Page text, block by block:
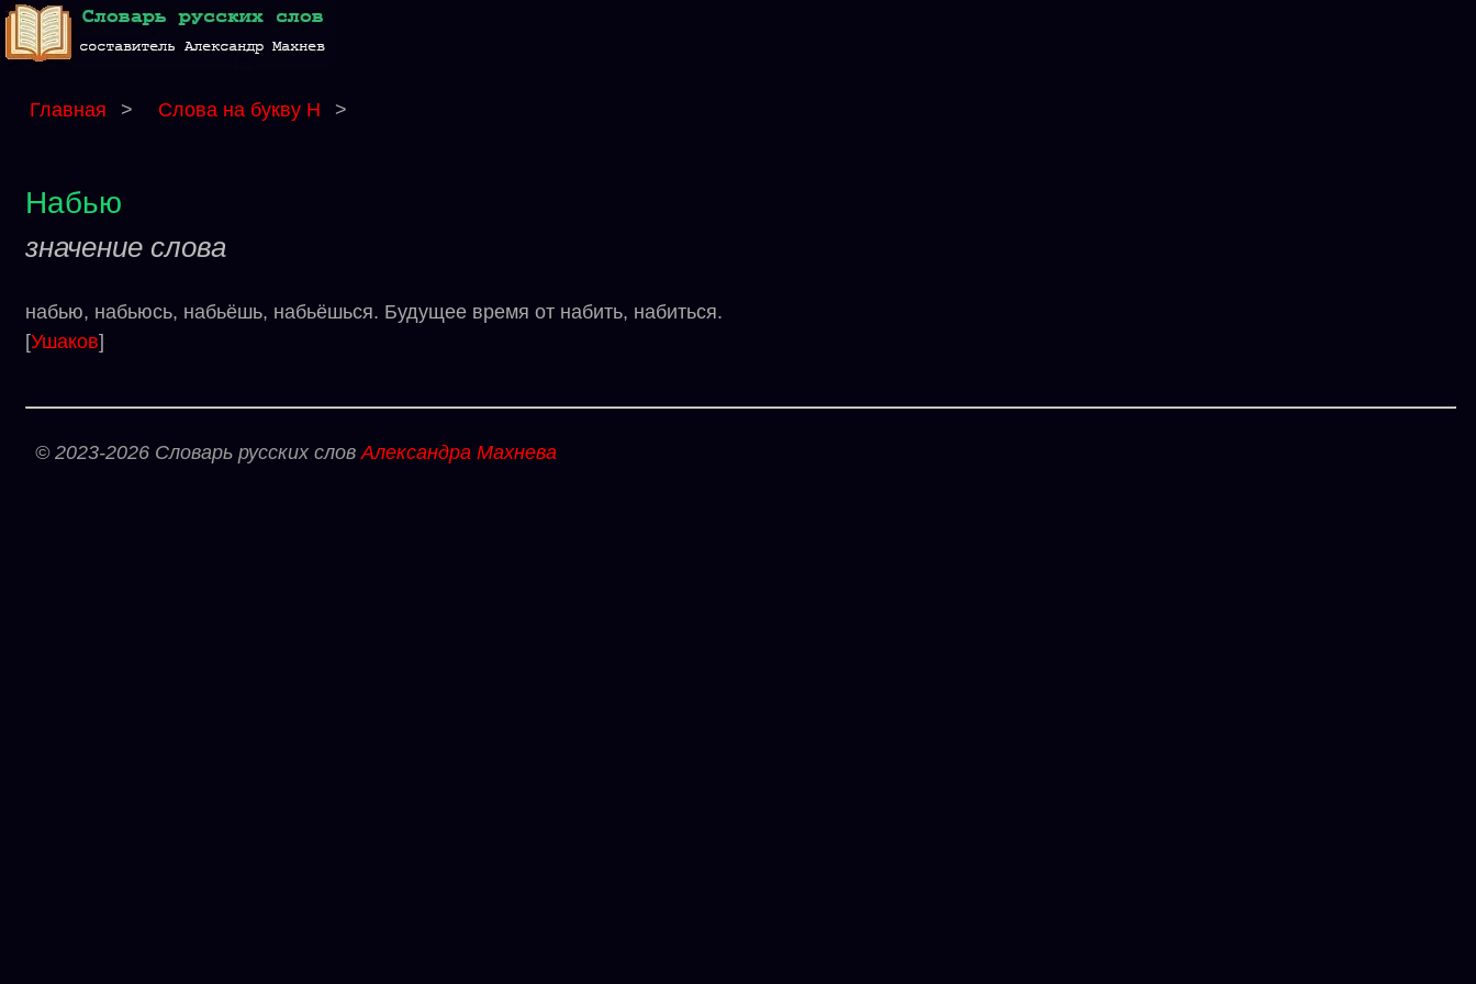
Главная > Слова на букву Н >
Набью
значение слова
набью, набьюсь, набьёшь, набьёшься. Будущее время от набить, набиться.
[Ушаков]
© 2023-2026 Словарь русских словАлександра Махнева